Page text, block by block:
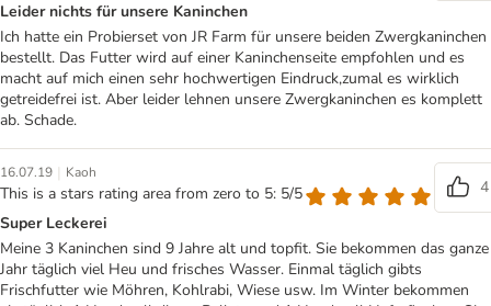
Leider nichts für unsere Kaninchen
Ich hatte ein Probierset von JR Farm für unsere beiden Zwergkaninchen
bestellt. Das Futter wird auf einer Kaninchenseite empfohlen und es
macht auf mich einen sehr hochwertigen Eindruck,zumal es wirklich
getreidefrei ist. Aber leider lehnen unsere Zwergkaninchen es komplett
ab. Schade.
16.07.19 | Kaoh
This is a stars rating area from zero to 5: 5/5
4
Super Leckerei
Meine 3 Kaninchen sind 9 Jahre alt und topfit. Sie bekommen das ganze
Jahr täglich viel Heu und frisches Wasser. Einmal täglich gibts
Frischfutter wie Möhren, Kohlrabi, Wiese usw. Im Winter bekommen